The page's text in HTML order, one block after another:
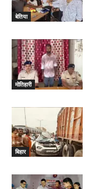
बेतिया
मोतिहारी
बिहार